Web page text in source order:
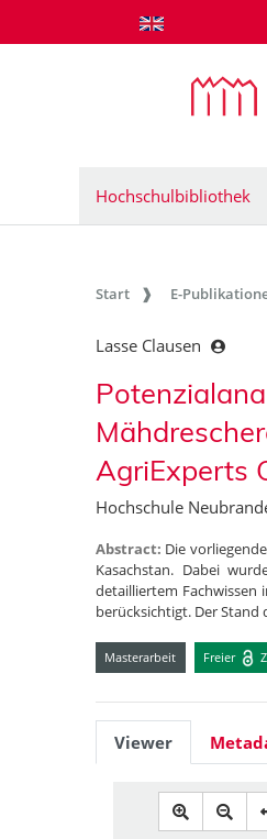
zum Inhalt springen
Hochschulbibliothek
Start E-
Lasse Clausen
AgriExperts
Hochschule
Abstract: Die
Kasachstan. Dabei
detailliertem Fachwissen
berücksichtigt. Der Stand
Masterarbeit Freier
Viewer